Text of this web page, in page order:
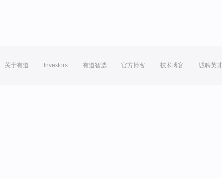
关于有道 Investors 有道智选 官方博客 技术博客 诚聘英才